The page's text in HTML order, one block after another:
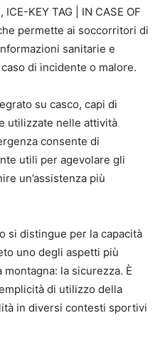
KEY TAG | IN CASE OF
permette ai soccorritori di
sanitarie e
di incidente o malore.
su casco, capi di
utilizzate nelle attività
consente di
utili per agevolare gli
un’assistenza più
si distingue per la capacità
uno degli aspetti più
la sicurezza. È
di utilizzo della
in diversi contesti sportivi